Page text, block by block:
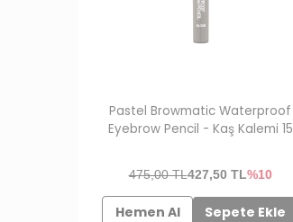
Pastel Browmatic Waterproof
Eyebrow Pencil - Kaş Kalemi 15
475,00 TL427,50 TL%10
Hemen Al Sepete Ekle